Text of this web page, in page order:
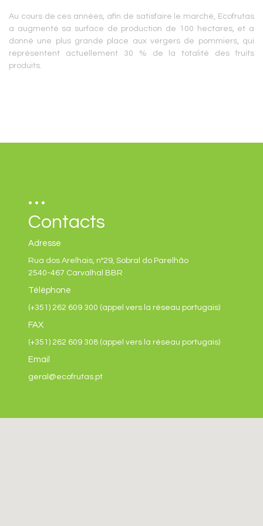
Au cours de ces années, afin de satisfaire le marché, Ecofrutas
a augmenté sa surface de production de 100 hectares, et a
donné une plus grande place aux vergers de pommiers, qui
représentent actuellement 30 % de la totalité des fruits
produits.
Contacts
Adresse
Rua dos Arelhais, nº29, Sobral do Parelhão
2540-467 Carvalhal BBR
Téléphone
(+351) 262 609 300 (appel vers la réseau portugais)
FAX
(+351) 262 609 308 (appel vers la réseau portugais)
Email
geral@ecofrutas.pt